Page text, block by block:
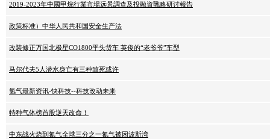
2019-2023年中國甲烷行業市場远景調查及投融資戰略研讨報告
政策标准）中华人民共和国安全生产法
改装修正万国北极星CO1800平头货车 英俊的“老爷爷”车型
马尔代夫5人潜水身亡有三种致死或许
氢气最新资讯-快科技--科技改动未来
特种气体榜首股逆天改命！
中东战火烧到氮气全球三分之一氮气被困波斯湾